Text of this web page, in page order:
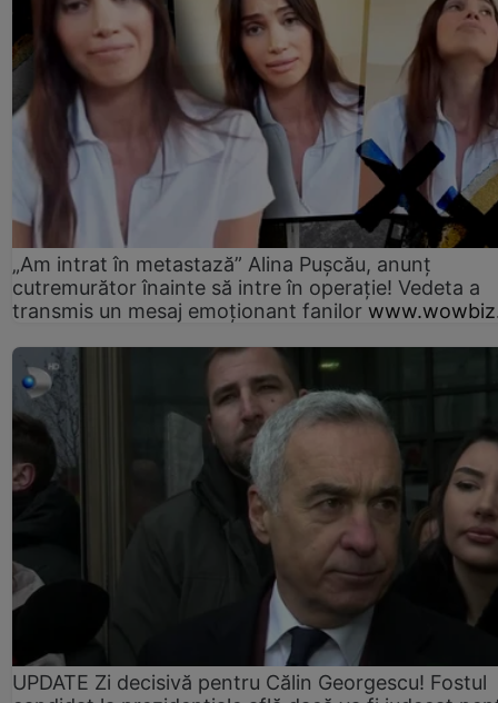
„Am intrat în metastază” Alina Pușcău, anunț
cutremurător înainte să intre în operație! Vedeta a
transmis un mesaj emoționant fanilor
UPDATE Zi decisivă pentru Călin Georgescu! Fostul